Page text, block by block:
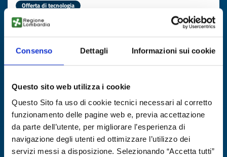
Consenso Dettagli Informazioni sui cookie
Questo sito web utilizza i cookie
Questo Sito fa uso di cookie tecnici necessari al corretto
funzionamento delle pagine web e, previa accettazione
da parte dell’utente, per migliorare l’esperienza di
navigazione degli utenti ed ottimizzare l’utilizzo dei
servizi messi a disposizione. Selezionando “Accetta tutti”
Offerta di tecnologia
Know-how in biotecnologia da
microrganismi estremofili per
applicazioni industriali
SCOPRI DI PIÙ →
Scade il19 marzo 2027